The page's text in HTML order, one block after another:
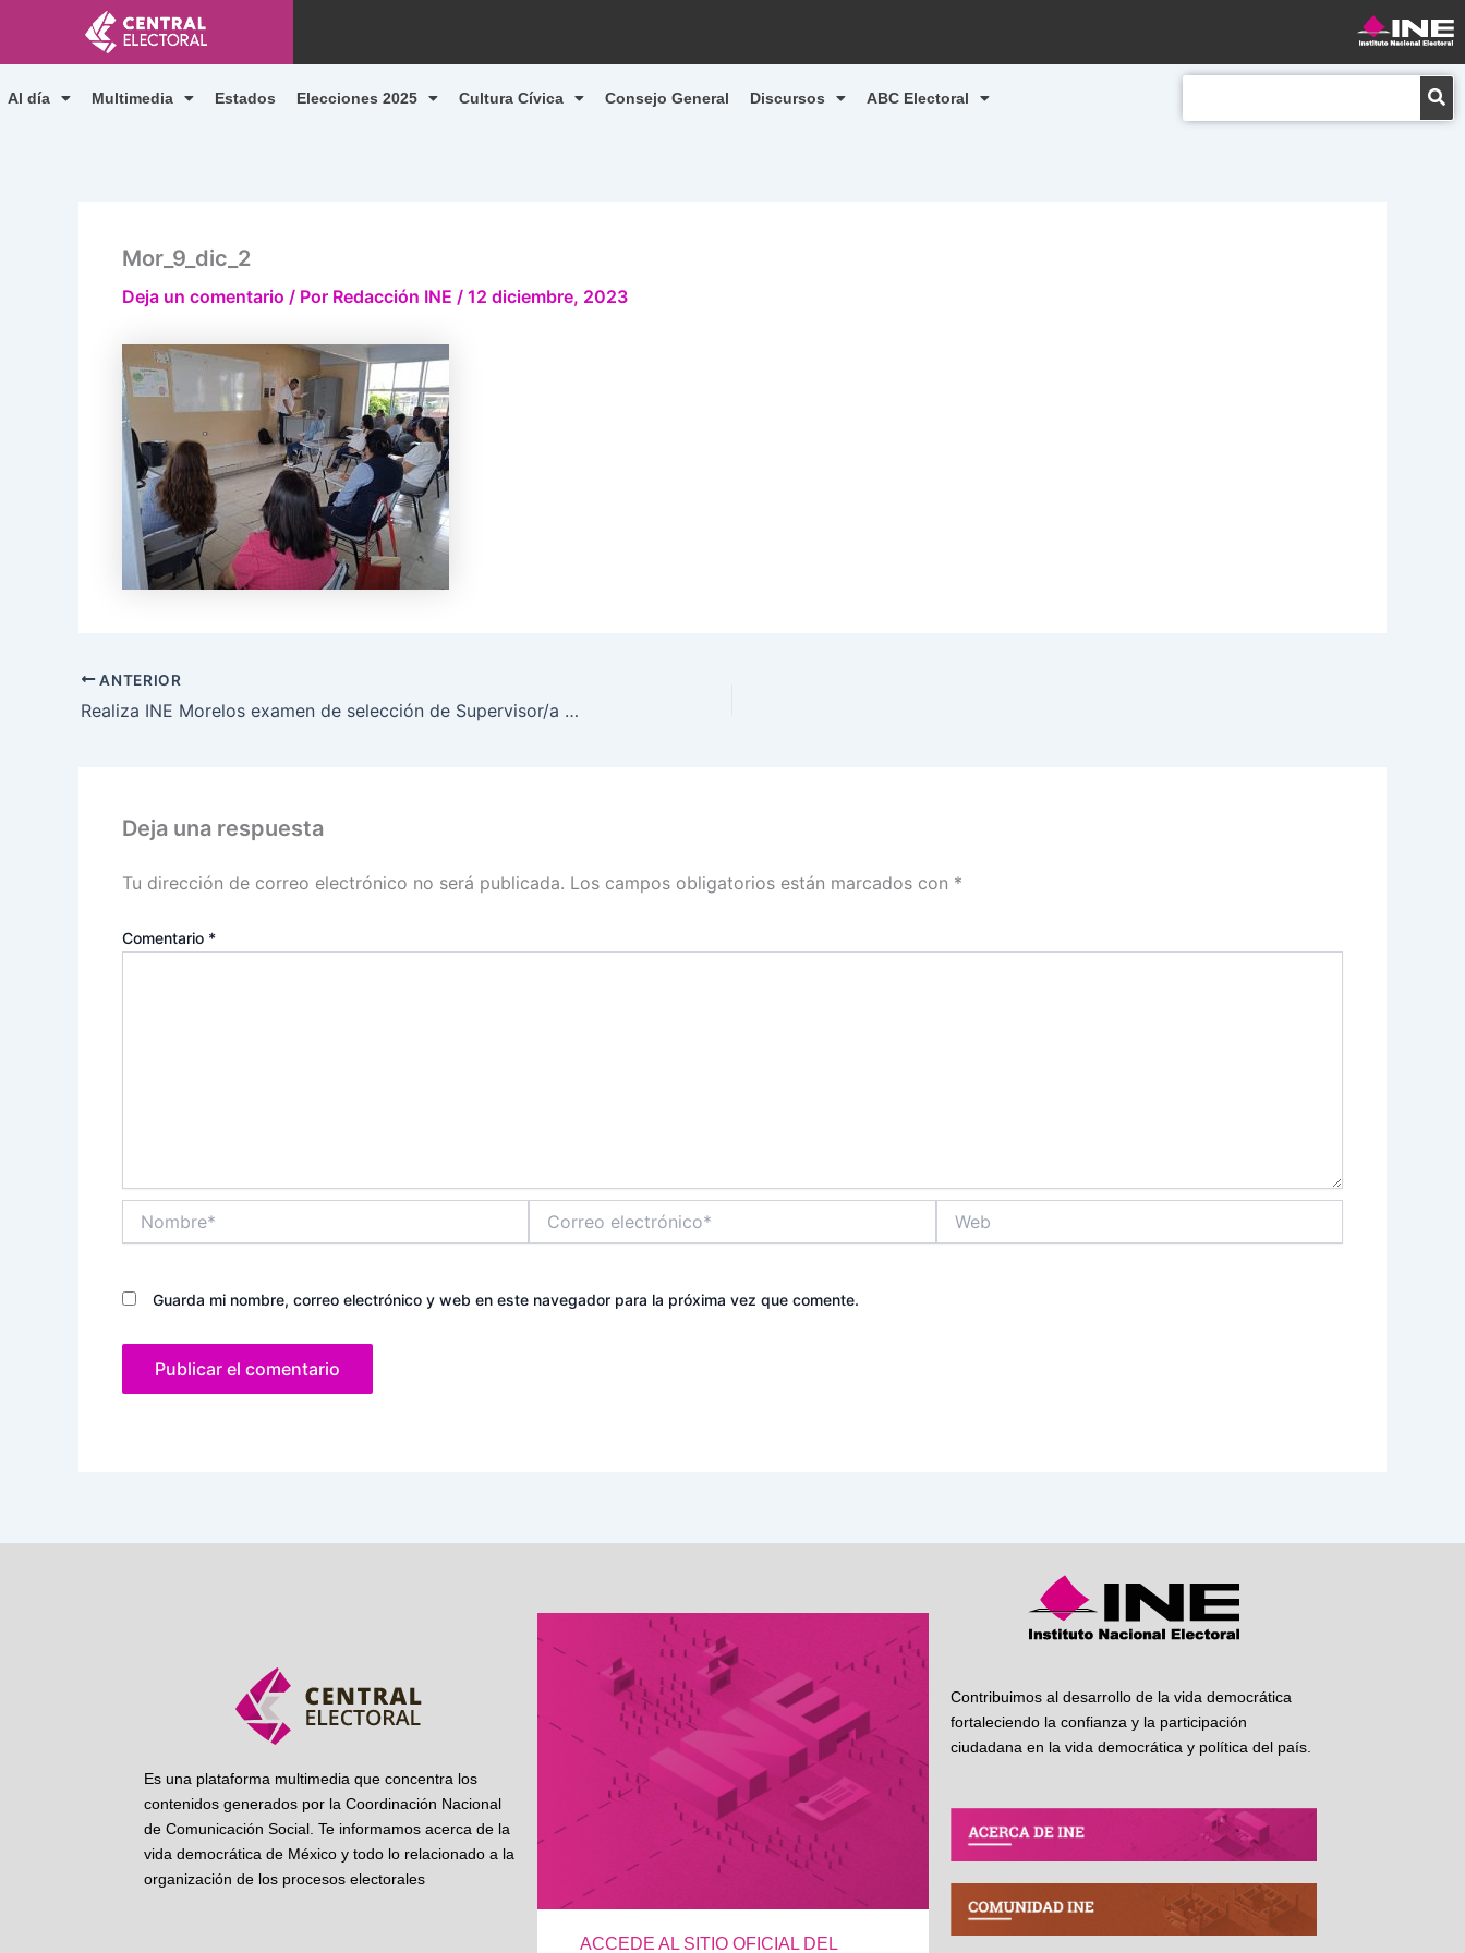
contenido
Al día Multimedia Estados Elecciones 2025 Cultura Cívica Consejo General Discursos ABC Electoral
Mor_9_dic_2
Deja un comentario / Por Redacción INE / 12 diciembre, 2023
ANTERIOR
Realiza INE Morelos examen de selección de Supervisor/a y Capacitador/a Electorales
Deja una respuesta
Tu dirección de correo electrónico no será publicada. Los campos obligatorios están marcados con *
Comentario *
electrónico*
Guarda mi nombre, correo electrónico y web en este navegador para la próxima vez que comente.
Es una plataforma multimedia que concentra los
contenidos generados por la Coordinación Nacional
de Comunicación Social. Te informamos acerca de la
vida democrática de México y todo lo relacionado a la
organización de los procesos electorales
ACCEDE AL SITIO OFICIAL DEL
Contribuimos al desarrollo de la vida democrática
fortaleciendo la confianza y la participación
ciudadana en la vida democrática y política del país.